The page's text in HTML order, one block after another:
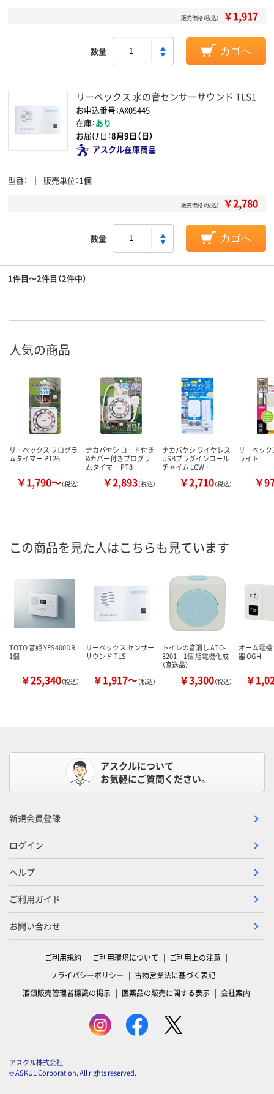
販売価格（税込） ￥1,917
数量 カゴへ
リーベックス 水の音センサーサウンド TLS1
お申込番号：AX05445
在庫：あり
お届け日：8月9日（日）
アスクル在庫商品
型番 販売単位 1個
販売価格（税込） ￥2,780
数量 カゴへ
1件目～2件目（2件中）
人気の商品
リーベックス プログラ
ムタイマー PT26
￥1,790～（税込）
ナカバヤシ コード付き
&カバー付きプログラ
ムタイマー PT8…
￥2,893（税込）
ナカバヤシ ワイヤレス
USBプラグインコール
チャイム LCW…
￥2,710（税込）
リーベッ
ライト
￥
この商品を見た人はこちらも見ています
TOTO 音姫 YES400DR
1個
￥25,340（税込）
リーベックス センサー
サウンド TLS
￥1,917～（税込）
トイレの音消し ATO-
3201 1個 旭電機化成
（直送品）
￥3,300（税込）
オーム電
器 OGH
￥
アスクルについて
お気軽にご質問ください。
新規会員登録
ログイン
ヘルプ
ご利用ガイド
お問い合わせ
ご利用規約 ご利用環境について
ご利用上の注意
プライバシーポリシー
古物営業法に基づく表記
酒類販売管理者標識の掲示
医薬品の販売に関する表示 会社案内
アスクル株式会社
© ASKUL Corporation. All rights reserved.